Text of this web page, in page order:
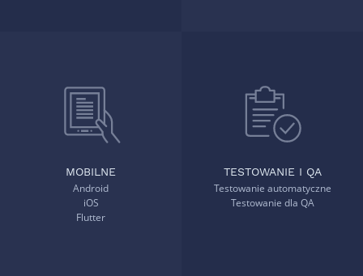
MOBILNE
Android
iOS
Flutter
TESTOWANIE I QA
Testowanie automatyczne
Testowanie dla QA